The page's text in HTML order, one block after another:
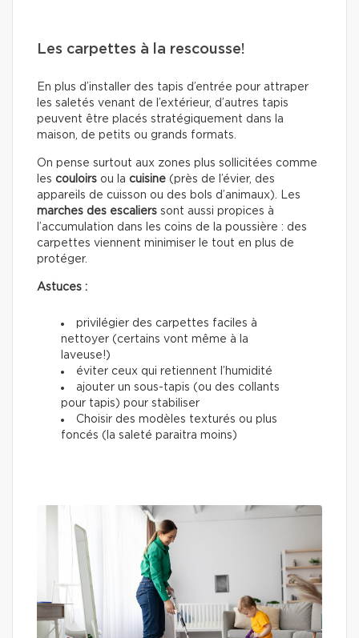
Les carpettes à la rescousse!
En plus d’installer des tapis d’entrée pour attraper
les saletés venant de l’extérieur, d’autres tapis
peuvent être placés stratégiquement dans la
maison, de petits ou grands formats.
On pense surtout aux zones plus sollicitées comme
les couloirs ou la cuisine (près de l’évier, des
appareils de cuisson ou des bols d’animaux). Les
marches des escaliers sont aussi propices à
l’accumulation dans les coins de la poussière : des
carpettes viennent minimiser le tout en plus de
protéger.
Astuces :
privilégier des carpettes faciles à
nettoyer (certains vont même à la
laveuse!)
éviter ceux qui retiennent l’humidité
ajouter un sous-tapis (ou des collants
pour tapis) pour stabiliser
Choisir des modèles texturés ou plus
foncés (la saleté paraitra moins)